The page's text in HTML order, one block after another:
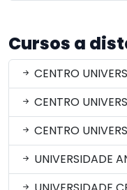
Cursos a
CENTRO
CENTRO
CENTRO
UNIVERSIDADE